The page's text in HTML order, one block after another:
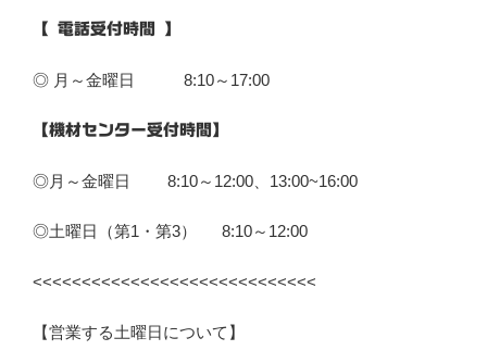
ン
【 電話受付時間 】
◎ 月～金曜日 8:10～17:00
【機材センター受付時間】
◎月～金曜日 8:10～12:00、13:00~16:00
◎土曜日（第1・第3） 8:10～12:00
<<<<<<<<<<<<<<<<<<<<<<<<<<<<<
【営業する土曜日について】